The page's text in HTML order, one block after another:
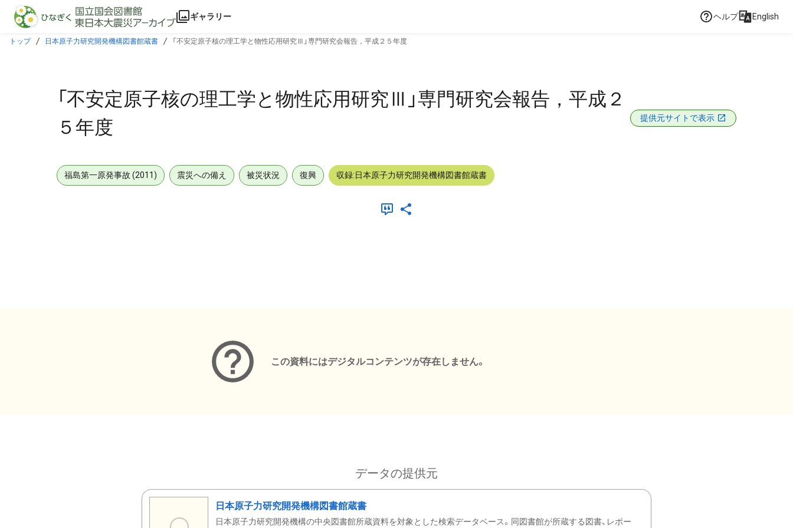
本文に飛ぶ
ギャラリー ヘルプ English
トップ 日本原子力研究開発機構図書館蔵書 「不安定原子核の理工学と物性応用研究Ⅲ」専門研究会報告，平成２５年度
「不安定原子核の理工学と物性応用研究Ⅲ」専門研究会報告，平成２
５年度
提供元サイトで表示
福島第一原発事故 (2011) 震災への備え 被災状況 復興 収録:日本原子力研究開発機構図書館蔵書
この資料にはデジタルコンテンツが存在しません。
データの提供元
日本原子力研究開発機構図書館蔵書
日本原子力研究開発機構の中央図書館所蔵資料を対象とした検索データベース。同図書館が所蔵する図書、レポー